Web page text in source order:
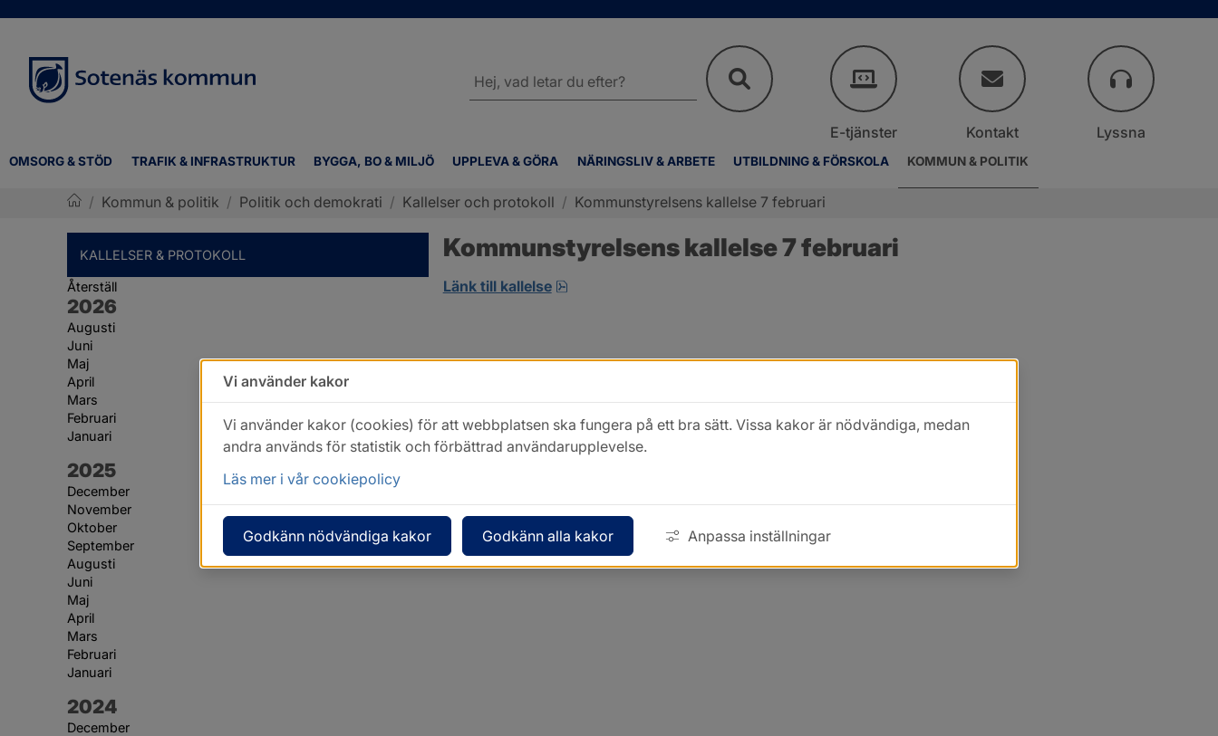
OMSORG & STÖD TRAFIK & INFRASTRUKTUR BYGGA, BO & MILJÖ UPPLEVA & GÖRA NÄRINGSLIV & ARBETE UTBILDNING & FÖRSKOLA KOMMUN & POLITIK
webbplatsen
E-tjänster Kontakt Lyssna
/ Kommun & politik / Politik och demokrati / Kallelser och protokoll / Kommunstyrelsens kallelse 7 februari
KALLELSER & PROTOKOLL
Återställ
År:
2026
Augusti
Juni
Maj
April
Mars
Februari
Januari
År:
2025
December
November
Oktober
September
Augusti
Juni
Maj
April
Mars
Februari
Januari
År:
2024
December
Kommunstyrelsens kallelse 7 februari
Länk till kallelse pdf, öppnas i nytt fönster.
Vi använder kakor
Vi använder kakor (cookies) för att webbplatsen ska fungera på ett bra sätt. Vissa kakor är nödvändiga, medan
andra används för statistik och förbättrad användarupplevelse.
Läs mer i vår cookiepolicy
Godkänn nödvändiga kakor Godkänn alla kakor Anpassa inställningar